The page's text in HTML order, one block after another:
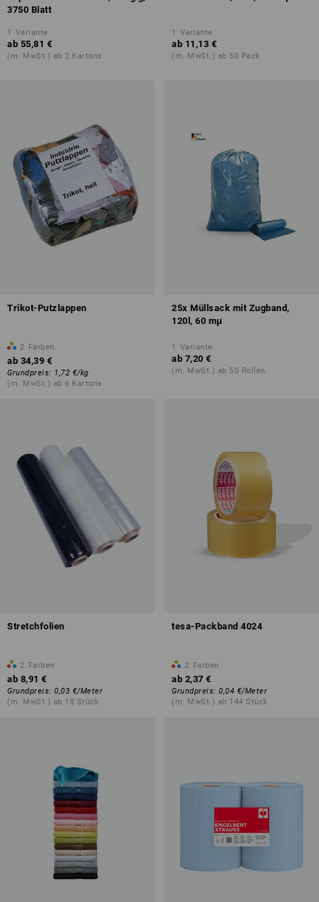
3750 Blatt
1 Variante
ab 55,81 €
(m. MwSt.) ab 2 Kartons
1 Variante
ab 11,13 €
(m. MwSt.) ab 50 Pack
Trikot-Putzlappen
2 Farben
ab 34,39 €
Grundpreis: 1,72 €/kg
(m. MwSt.) ab 6 Kartons
25x Müllsack mit Zugband,
120l, 60 mμ
1 Variante
ab 7,20 €
(m. MwSt.) ab 50 Rollen
Stretchfolien
2 Farben
ab 8,91 €
Grundpreis: 0,03 €/Meter
(m. MwSt.) ab 18 Stück
tesa-Packband 4024
2 Farben
ab 2,37 €
Grundpreis: 0,04 €/Meter
(m. MwSt.) ab 144 Stück